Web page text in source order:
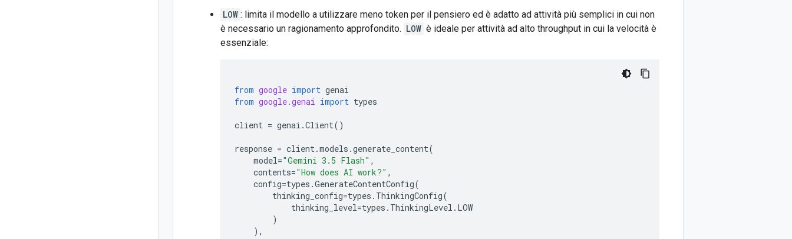
LOW : limita il modello a utilizzare meno token per il pensiero ed è adatto ad attività più semplici in cui non
è necessario un ragionamento approfondito. LOW è ideale per attività ad alto throughput in cui la velocità è
essenziale:
from google import genai
from google.genai import types
client = genai .Client()
response = client.models .generate_content(
model="Gemini 3.5 Flash" ,
contents="How does AI work?" ,
config=types .GenerateContentConfig(
thinking_config=types . ThinkingConfig(
thinking_level=types . ThinkingLevel . LOW
)
),